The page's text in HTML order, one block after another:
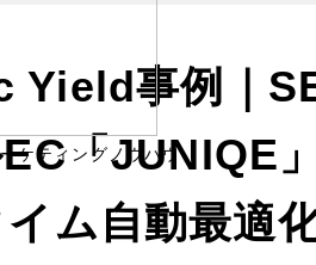
ケティングノウハウ
Yield事例｜
「JUNIQE
イム自動最適